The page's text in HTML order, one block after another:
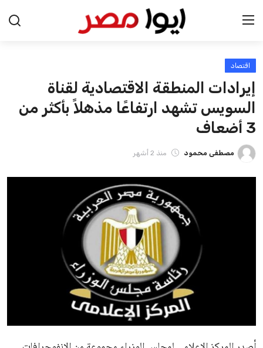
الرئيسية
اخبار مصر
عرب وعالم
اقتصاد
اقتصاد
إيرادات المنطقة الاقتصادية لقناة
السويس تشهد ارتفاعًا مذهلاً بأكثر من
3 أضعاف
مصطفى محمود منذ 2 أشهر